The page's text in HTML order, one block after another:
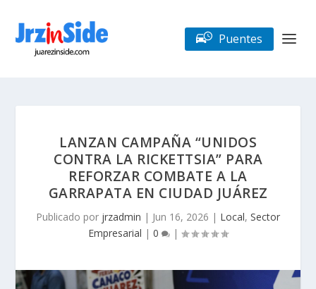
Puentes
LANZAN CAMPAÑA “UNIDOS
CONTRA LA RICKETTSIA” PARA
REFORZAR COMBATE A LA
GARRAPATA EN CIUDAD JUÁREZ
Publicado por jrzadmin | Jun 16, 2026 | Local, Sector
Empresarial | 0 |